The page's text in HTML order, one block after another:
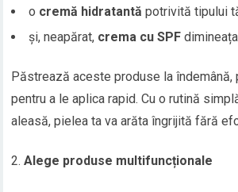
o cremă hidratantă potrivită tipului
și, neapărat, crema cu SPF
Păstrează aceste produse la îndemână,
pentru a le aplica rapid. Cu o rutină
aleasă, pielea ta va arăta îngrijită fără
Alege produse multifuncționale